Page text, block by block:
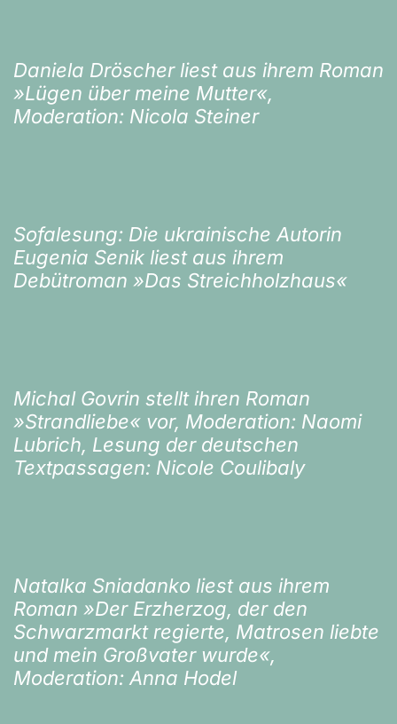
Daniela Dröscher liest aus ihrem Roman
»Lügen über meine Mutter«,
Moderation: Nicola Steiner
Sofalesung: Die ukrainische Autorin
Eugenia Senik liest aus ihrem
Debütroman »Das Streichholzhaus«
Michal Govrin stellt ihren Roman
»Strandliebe« vor, Moderation: Naomi
Lubrich, Lesung der deutschen
Textpassagen: Nicole Coulibaly
Natalka Sniadanko liest aus ihrem
Roman »Der Erzherzog, der den
Schwarzmarkt regierte, Matrosen liebte
und mein Großvater wurde«,
Moderation: Anna Hodel